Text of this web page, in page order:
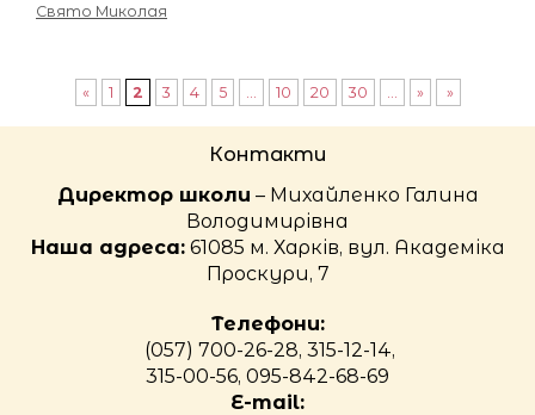
Свято Миколая
« 1 2 3 4 5 10 20 30 » »
Контакти
Директор школи – Михайленко Галина
Володимирівна
Наша адреса:61085 м. Харків, вул. Академіка
Проскури, 7
Телефони:
(057) 700-26-28, 315-12-14,
315-00-56, 095-842-68-69
E-mail: